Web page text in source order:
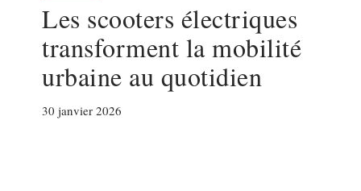
Les scooters électriques
transforment la mobilité
urbaine au quotidien
30 janvier 2026